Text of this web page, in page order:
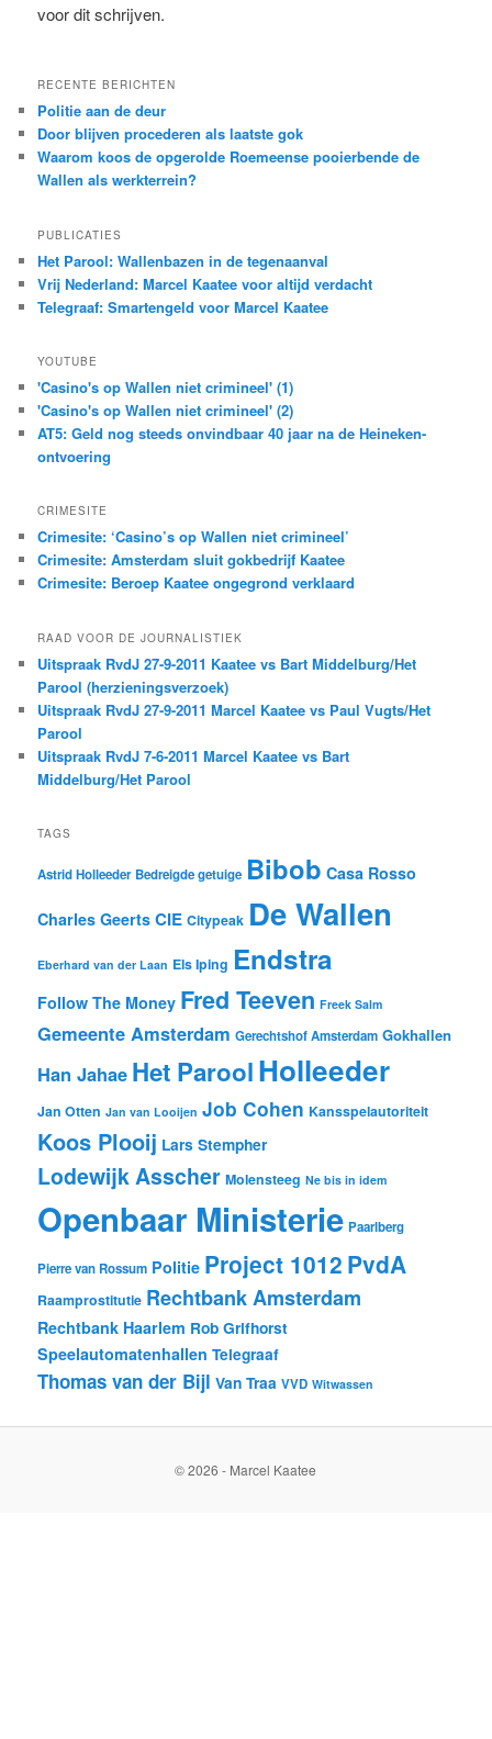
voor dit schrijven.
RECENTE BERICHTEN
Politie aan de deur
Door blijven procederen als laatste gok
Waarom koos de opgerolde Roemeense pooierbende de
Wallen als werkterrein?
PUBLICATIES
Het Parool: Wallenbazen in de tegenaanval
Vrij Nederland: Marcel Kaatee voor altijd verdacht
Telegraaf: Smartengeld voor Marcel Kaatee
YOUTUBE
'Casino's op Wallen niet crimineel' (1)
'Casino's op Wallen niet crimineel' (2)
AT5: Geld nog steeds onvindbaar 40 jaar na de Heineken-
ontvoering
CRIMESITE
Crimesite: ‘Casino’s op Wallen niet crimineel’
Crimesite: Amsterdam sluit gokbedrijf Kaatee
Crimesite: Beroep Kaatee ongegrond verklaard
RAAD VOOR DE JOURNALISTIEK
Uitspraak RvdJ 27-9-2011 Kaatee vs Bart Middelburg/Het
Parool (herzieningsverzoek)
Uitspraak RvdJ 27-9-2011 Marcel Kaatee vs Paul Vugts/Het
Parool
Uitspraak RvdJ 7-6-2011 Marcel Kaatee vs Bart
Middelburg/Het Parool
TAGS
Astrid Holleeder Bedreigde getuige Bibob Casa Rosso
Charles Geerts CIE Citypeak De Wallen
Eberhard van der Laan Els Iping Endstra
Follow The Money Fred Teeven Freek Salm
Gemeente Amsterdam Gerechtshof Amsterdam Gokhallen
Han Jahae Het ParoolHolleeder
Jan Otten Jan van Looijen Job Cohen Kansspelautoriteit
Koos Plooij Lars Stempher
Lodewijk Asscher Molensteeg Ne bis in idem
Openbaar Ministerie Paarlberg
Pierre van Rossum Politie Project 1012 PvdA
Raamprostitutie Rechtbank Amsterdam
Rechtbank Haarlem Rob Grifhorst
Speelautomatenhallen Telegraaf
Thomas van der Bijl Van Traa VVD Witwassen
© 2026 - Marcel Kaatee